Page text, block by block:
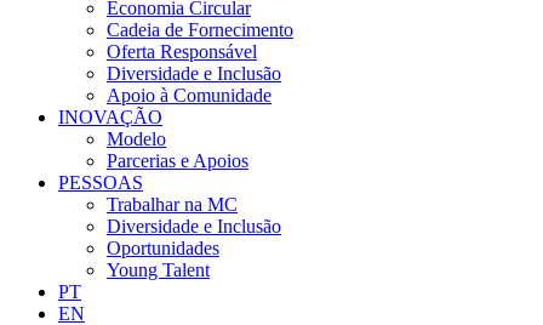
Economia Circular
Cadeia de Fornecimento
Oferta Responsável
Diversidade e Inclusão
Apoio à Comunidade
INOVAÇÃO
Modelo
Parcerias e Apoios
PESSOAS
Trabalhar na MC
Diversidade e Inclusão
Oportunidades
Young Talent
PT
EN